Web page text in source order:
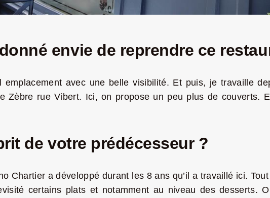
envie de reprendre ce
emplacement avec une belle visibilité. Et puis, je travaille
Zèbre rue Vibert. Ici, on propose un peu plus de couverts.
de votre prédécesseur ?
Chartier a développé durant les 8 ans qu’il a travaillé ici.
certains plats et notamment au niveau des desserts.